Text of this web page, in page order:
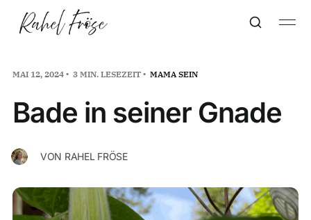
MAI 12, 2024 3 MIN. LESEZEIT MAMA SEIN
Bade in seiner Gnade
VON RAHEL FRÖSE